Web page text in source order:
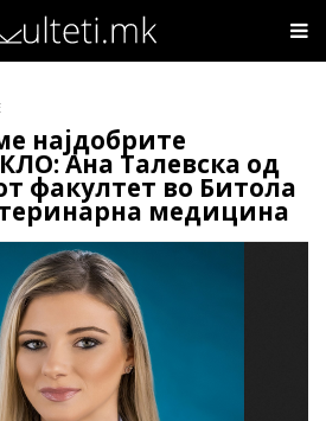
најдобрите
Ана Талевска од
факултет во Битола
медицина